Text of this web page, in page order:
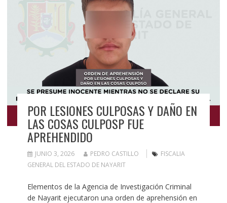
POR LESIONES CULPOSAS Y DAÑO EN
LAS COSAS CULPOSP FUE
APREHENDIDO
JUNIO 3, 2026 PEDRO CASTILLO
FISCALIA
GENERAL DEL ESTADO DE NAYARIT
Elementos de la Agencia de Investigación Criminal
de Nayarit ejecutaron una orden de aprehensión en